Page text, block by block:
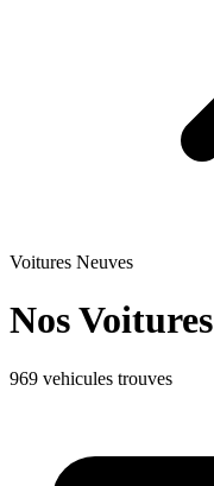
Voitures Neuves
Nos Voitures
969 vehicules trouves